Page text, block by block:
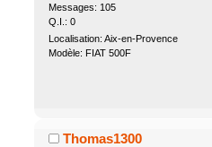
Messages: 105
Q.I.: 0
Localisation: Aix-en-Provence
Modèle: FIAT 500F
Thomas1300